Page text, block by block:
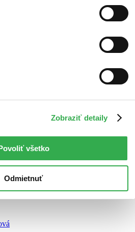
Zobraziť detaily
všetko
Odmietnuť